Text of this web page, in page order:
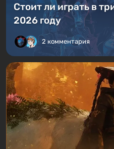
Стоит ли играть в
2026 году
2 комментария